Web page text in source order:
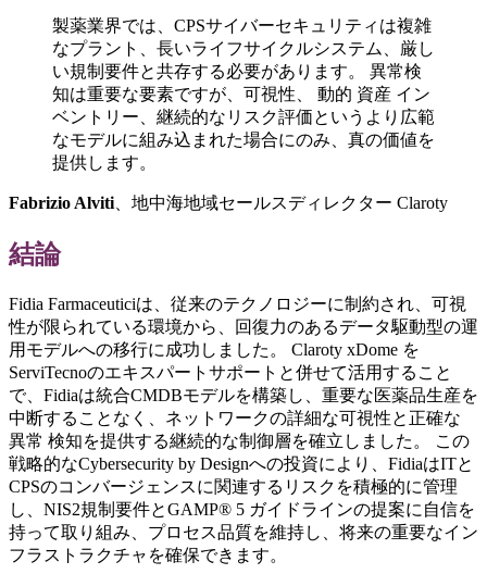
製薬業界では、CPSサイバーセキュリティは複雑
なプラント、長いライフサイクルシステム、厳し
い規制要件と共存する必要があります。 異常検
知は重要な要素ですが、可視性、 動的 資産 イン
ベントリー、継続的なリスク評価というより広範
なモデルに組み込まれた場合にのみ、真の価値を
提供します。
Fabrizio Alviti 、地中海地域セールスディレクター Claroty
結論
Fidia Farmaceuticiは、従来のテクノロジーに制約され、可視
性が限られている環境から、回復力のあるデータ駆動型の運
用モデルへの移行に成功しました。 Claroty xDome を
ServiTecnoのエキスパートサポートと併せて活用すること
で、Fidiaは統合CMDBモデルを構築し、重要な医薬品生産を
中断することなく、ネットワークの詳細な可視性と正確な
異常 検知を提供する継続的な制御層を確立しました。 この
戦略的なCybersecurity by Designへの投資により、FidiaはITと
CPSのコンバージェンスに関連するリスクを積極的に管理
し、NIS2規制要件とGAMP® 5 ガイドラインの提案に自信を
持って取り組み、プロセス品質を維持し、将来の重要なイン
フラストラクチャを確保できます。